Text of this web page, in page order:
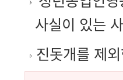
사실이 있는
진돗개를 제